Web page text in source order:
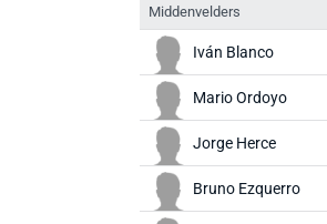
Middenvelders
Iván Blanco
Mario Ordoyo
Jorge Herce
Bruno Ezquerro